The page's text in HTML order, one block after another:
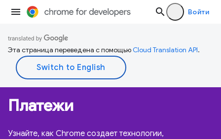
Войти
Эта страница переведена с помощьюCloud Translation API.
Платежи
Узнайте, как Chrome создает технологии,